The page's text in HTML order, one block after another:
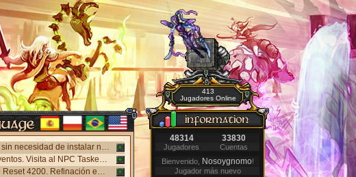
¡Nuevo cliente web disponible! Juega en Windows, Android y iPhone sin necesidad de instalar nada. Accede desde el panel "Mi Cuenta".
Nuevo sistema NPC Tasker, con mejores recompensas y tareas de eventos. Visita al NPC Tasker con el Cliente Universal actualizado.
Nuevos monstruos lanzados: Holy Inquisitor Reset 4000 y Gunsmoke Reset 4200. Refinación en la estatua Rigel, caza 6.
413
Jugadores Online
48314 33830
Jugadores
Cuentas
Bienvenido,
Nosoygnomo!
Jugador más nuevo